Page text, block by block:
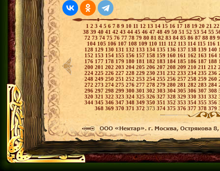
1 2 3 4 5 6 7 8 9 10 11 12 13 14 15 16 17 18 19 20 21
38 39 40 41 42 43 44 45 46 47 48 49 50 51 52 53 54 55
72 73 74 75 76 77 78 79 80 81 82 83 84 85 86 87 88 89
104 105 106 107 108 109 110 111 112 113 114 115 116
128 129 130 131 132 133 134 135 136 137 138 139 140
152 153 154 155 156 157 158 159 160 161 162 163 164
176 177 178 179 180 181 182 183 184 185 186 187 188
200 201 202 203 204 205 206 207 208 209 210 211 212
224 225 226 227 228 229 230 231 232 233 234 235 236
248 249 250 251 252 253 254 255 256 257 258 259 260
272 273 274 275 276 277 278 279 280 281 282 283 284
296 297 298 299 300 301 302 303 304 305 306 307 308
320 321 322 323 324 325 326 327 328 329 330 331 332
344 345 346 347 348 349350 351 352 353 354 355 356
368 369 370 371 372 373 374 375 376 377 378 379